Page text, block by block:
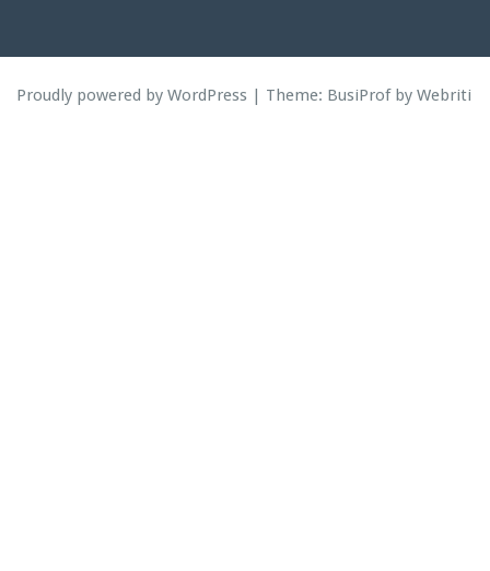
Proudly powered by WordPress | Theme: BusiProfby Webriti